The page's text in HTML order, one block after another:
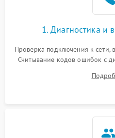
1. Диагностика и
Проверка подключения к сети,
Считывание кодов ошибок с
выявления посторонних шумов,
электронного